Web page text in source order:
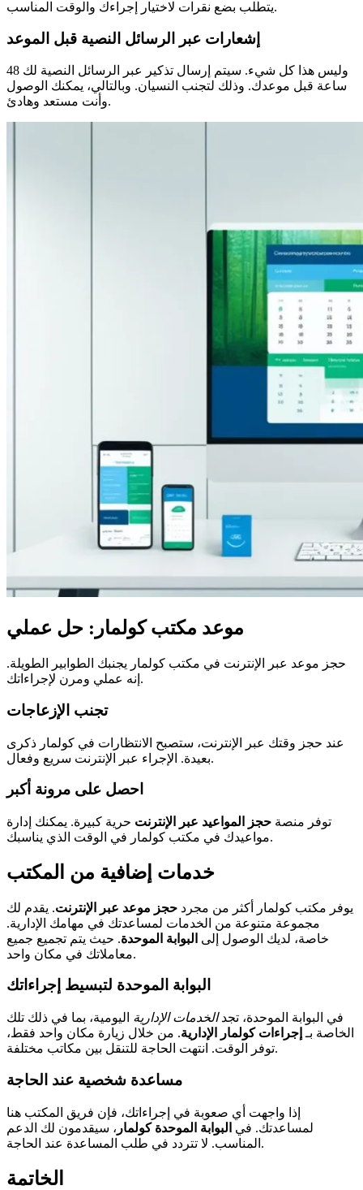
يتطلب بضع نقرات لاختيار إجراءك والوقت المناسب.
إشعارات عبر الرسائل النصية قبل الموعد
وليس هذا كل شيء. سيتم إرسال تذكير عبر الرسائل النصية لك 48
ساعة قبل موعدك. وذلك لتجنب النسيان. وبالتالي، يمكنك الوصول
وأنت مستعد وهادئ.
موعد مكتب كولمار: حل عملي
حجز موعد عبر الإنترنت في مكتب كولمار يجنبك الطوابير الطويلة.
إنه عملي ومرن لإجراءاتك.
تجنب الإزعاجات
عند حجز وقتك عبر الإنترنت، ستصبح الانتظارات في كولمار ذكرى
بعيدة. الإجراء عبر الإنترنت سريع وفعال.
احصل على مرونة أكبر
توفر منصة حجز المواعيد عبر الإنترنت حرية كبيرة. يمكنك إدارة
مواعيدك في مكتب كولمار في الوقت الذي يناسبك.
خدمات إضافية من المكتب
يوفر مكتب كولمار أكثر من مجرد حجز موعد عبر الإنترنت. يقدم لك
مجموعة متنوعة من الخدمات لمساعدتك في مهامك الإدارية.
خاصة، لديك الوصول إلى البوابة الموحدة. حيث يتم تجميع جميع
معاملاتك في مكان واحد.
البوابة الموحدة لتبسيط إجراءاتك
في البوابة الموحدة، تجدالخدمات الإدارية اليومية، بما في ذلك تلك
الخاصة بـ إجراءات كولمار الإدارية. من خلال زيارة مكان واحد فقط،
توفر الوقت. انتهت الحاجة للتنقل بين مكاتب مختلفة.
مساعدة شخصية عند الحاجة
إذا واجهت أي صعوبة في إجراءاتك، فإن فريق المكتب هنا
لمساعدتك. في البوابة الموحدة كولمار ، سيقدمون لك الدعم
المناسب. لا تتردد في طلب المساعدة عند الحاجة.
الخاتمة